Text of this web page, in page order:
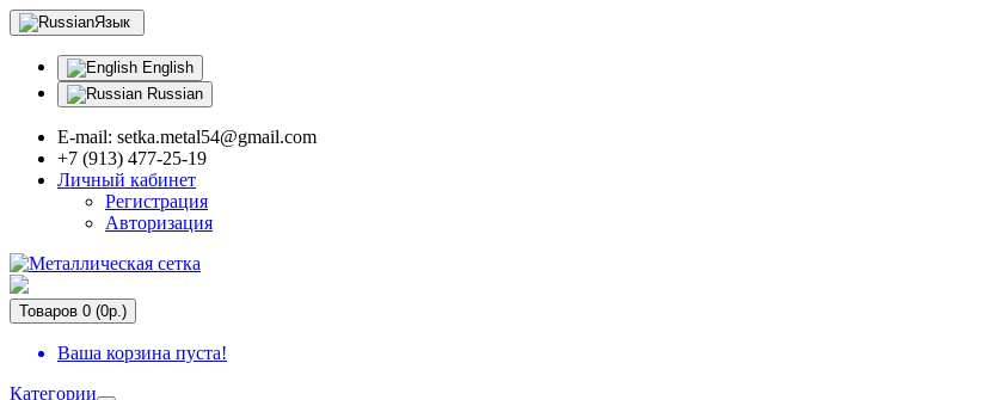
Язык
English
Russian
E-mail: setka.metal54@gmail.com
+7 (913) 477-25-19
Личный кабинет
Регистрация
Авторизация
Товаров 0 (0р.)
Ваша корзина пуста!
Категории